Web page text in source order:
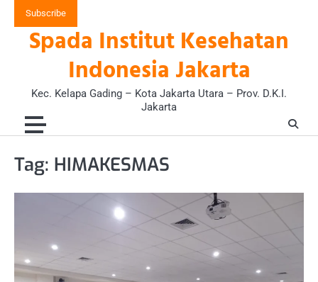
content
Subscribe
Spada Institut Kesehatan
Indonesia Jakarta
Kec. Kelapa Gading – Kota Jakarta Utara – Prov. D.K.I.
Jakarta
Tag: HIMAKESMAS